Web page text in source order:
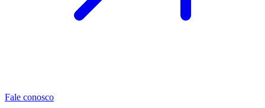
Fale conosco